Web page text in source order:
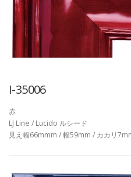
I-35006
赤
LJ Line / Lucido ルシード
見え幅66mmm / 幅59mm / カカリ